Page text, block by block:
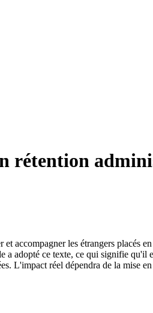
rétention
les étrangers placés
adopté ce texte, ce qui signifie
L'impact réel dépendra de la mise